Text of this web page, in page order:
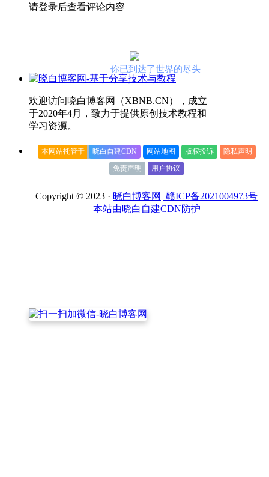
请登录后查看评论内容
你已到达了世界的尽头
欢迎访问晓白博客网（XBNB.CN），成立
于2020年4月，致力于提供原创技术教程和
学习资源。
本网站托管于 晓白自建CDN 网站地图 版权投诉
隐私声明
免责声明
用户协议
Copyright © 2023 · 晓白博客网
赣ICP备2021004973号
本站由晓白自建CDN防护